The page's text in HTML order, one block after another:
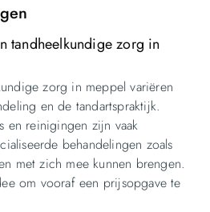
tandheelkundige zorg in
zorg in meppel variëren
en de tandartspraktijk.
en reinigingen zijn vaak
behandelingen zoals
met zich mee kunnen brengen.
om vooraf een prijsopgave te